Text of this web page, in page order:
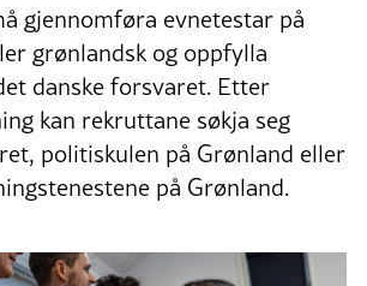
gjennomføra evnetestar på
grønlandsk og oppfylla
danske forsvaret. Etter
kan rekruttane søkja seg
politiskulen på Grønland eller
på Grønland.